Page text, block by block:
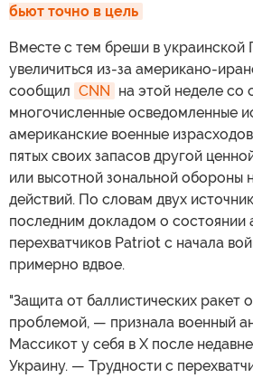
бьют точно в цель
Вместе с тем бреши в
увеличиться из-за американо-
сообщил CNN на этой неделе со
многочисленные осведомленные
американские военные
пятых своих запасов другой
или высотной зональной обороны
действий. По словам двух
последним докладом о состоянии
перехватчиков Patriot с начала
примерно вдвое.
"Защита от баллистических ракет
проблемой, — признала военный
Массикот у себя в X после
Украину. — Трудности с